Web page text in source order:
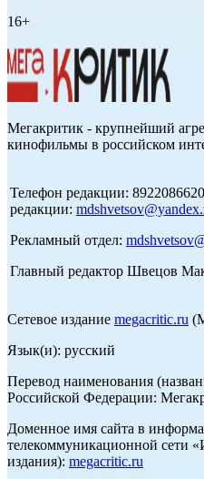
16+
Мегакритик - крупнейший
кинофильмы в российском
Телефон редакции:
редакции:
Рекламный отдел:
Главный редактор Швецов
Сетевое издание megacritic.ru
Язык(и): русский
Перевод наименования
Российской Федерации:
Доменное имя сайта в
телекоммуникационной сети
издания): megacritic.ru